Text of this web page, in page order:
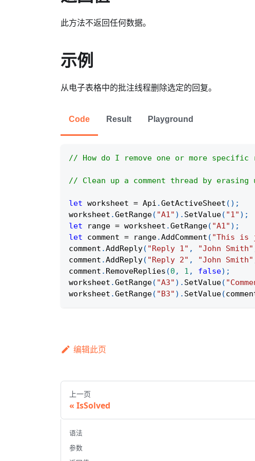
此方法不返回任何数据。
示例
从电子表格中的批注线程删除选定的回复。
Code Result Playground
// How do I remove one or more specific
// Clean up a comment thread by
let worksheet = Api .GetActiveSheet ( ) ;
worksheet .GetRange( "A1" ) . SetValue( "1" ) ;
let range = worksheet .GetRange( "A1" ) ;
let comment = range.AddComment ( "This is
comment .AddReply( "Reply 1" , "John Smith"
comment .AddReply( "Reply 2" , "John Smith"
comment . RemoveReplies (0 , 1 , false) ;
worksheet .GetRange( "A3" ) . SetValue(
worksheet .GetRange( "B3" ) . SetValue(
编辑此页
上一页
IsSolved
语法
参数